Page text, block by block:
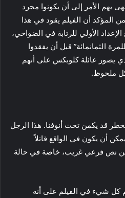
بهم الأمر إلى أن يكونوا مجرد
المؤكد أن الفيلم يقود في هذا
الأولي للرتابة في الضواحي،
الثمانمائة” قبل أن يفقدوا
يصور عائلة كلوبكس على أنهم
ملحوظ.
قد يكمن تحت أنوفنا. هذا الرجل
أن يكون في الواقع قاتلاً
نص فرعي غريب، خاصة في حالة
كل شيء في الفيلم على أنه